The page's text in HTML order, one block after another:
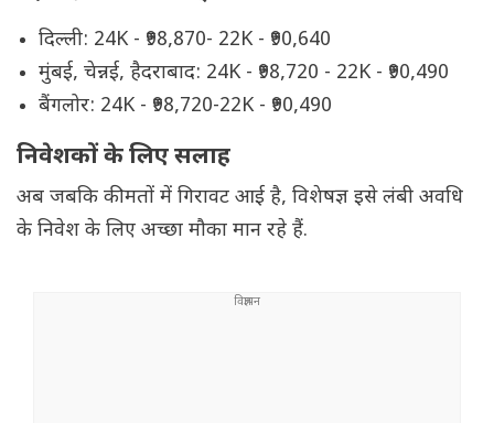
दिल्ली: 24K - ₹98,870- 22K - ₹90,640
मुंबई, चेन्नई, हैदराबाद: 24K - ₹98,720 - 22K - ₹90,490
बैंगलोर: 24K - ₹98,720-22K - ₹90,490
निवेशकों के लिए सलाह
अब जबकि कीमतों में गिरावट आई है, विशेषज्ञ इसे लंबी अवधि
के निवेश के लिए अच्छा मौका मान रहे हैं.